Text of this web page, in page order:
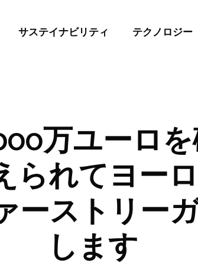
サステイナビリティ テクノロジー
万ユーロを
られてヨー
ーストリー
します